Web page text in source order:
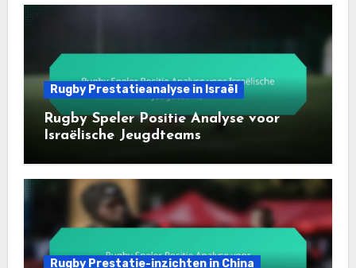
Rugby Prestatieanalyse in Israël
Rugby Speler Positie Analyse voor
Israëlische Jeugdteams
Rugby Prestatie-inzichten in China